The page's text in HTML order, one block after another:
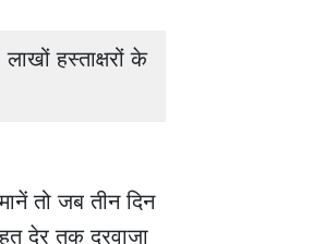
हस्ताक्षरों के
तो जब तीन दिन
देर तक दरवाजा